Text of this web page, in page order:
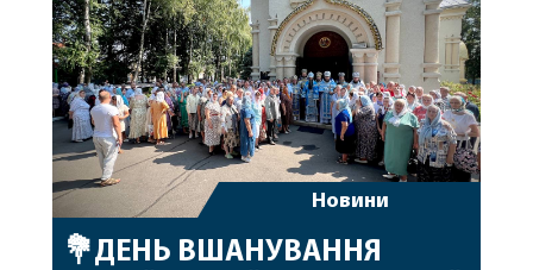
архіпастирському служінні. […]
Новини
💐ДЕНЬ ВШАНУВАННЯ